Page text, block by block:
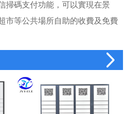
掃碼支付功能，可以實現在景
市等公共場所自助的收費及免費